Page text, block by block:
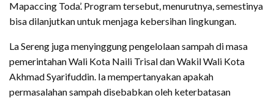
Mapaccing Toda’. Program tersebut, menurutnya, semestinya
bisa dilanjutkan untuk menjaga kebersihan lingkungan.
La Sereng juga menyinggung pengelolaan sampah di masa
pemerintahan Wali Kota Naili Trisal dan Wakil Wali Kota
Akhmad Syarifuddin. Ia mempertanyakan apakah
permasalahan sampah disebabkan oleh keterbatasan